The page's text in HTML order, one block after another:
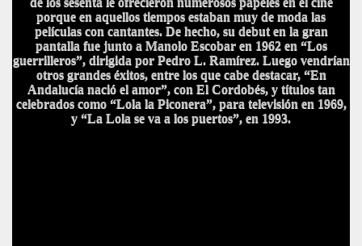
porque en aquellos tiempos estaban muy de moda las
películas con cantantes. De hecho, su debut en la gran
pantalla fue junto a Manolo Escobar en 1962 en “Los
guerrilleros”, dirigida por Pedro L. Ramírez. Luego vendrían
otros grandes éxitos, entre los que cabe destacar, “En
Andalucía nació el amor”, con El Cordobés, y títulos tan
celebrados como “Lola la Piconera”, para televisión en 1969,
y “La Lola se va a los puertos”, en 1993.